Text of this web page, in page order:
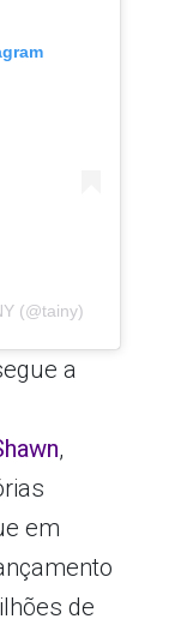
(@tainy)
a
,
em
de